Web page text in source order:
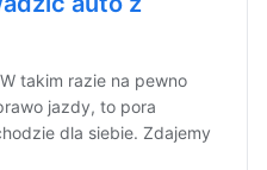
takim razie na pewno
jazdy, to pora
dla siebie. Zdajemy